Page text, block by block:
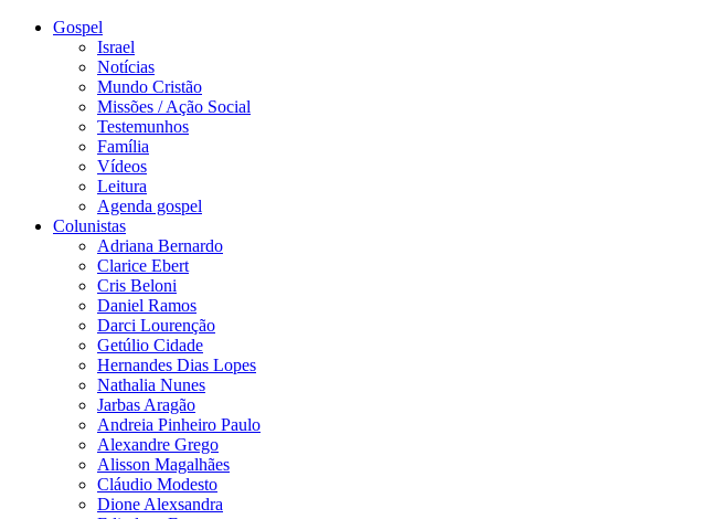
Gospel
Israel
Notícias
Mundo Cristão
Missões / Ação Social
Testemunhos
Família
Vídeos
Leitura
Agenda gospel
Colunistas
Adriana Bernardo
Clarice Ebert
Cris Beloni
Daniel Ramos
Darci Lourenção
Getúlio Cidade
Hernandes Dias Lopes
Nathalia Nunes
Jarbas Aragão
Andreia Pinheiro Paulo
Alexandre Grego
Alisson Magalhães
Cláudio Modesto
Dione Alexsandra